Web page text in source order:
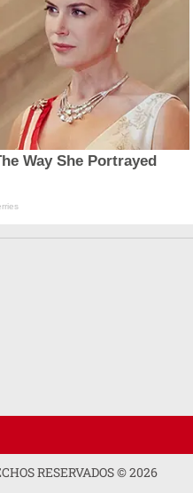
Way She Portrayed
RESERVADOS ©2026